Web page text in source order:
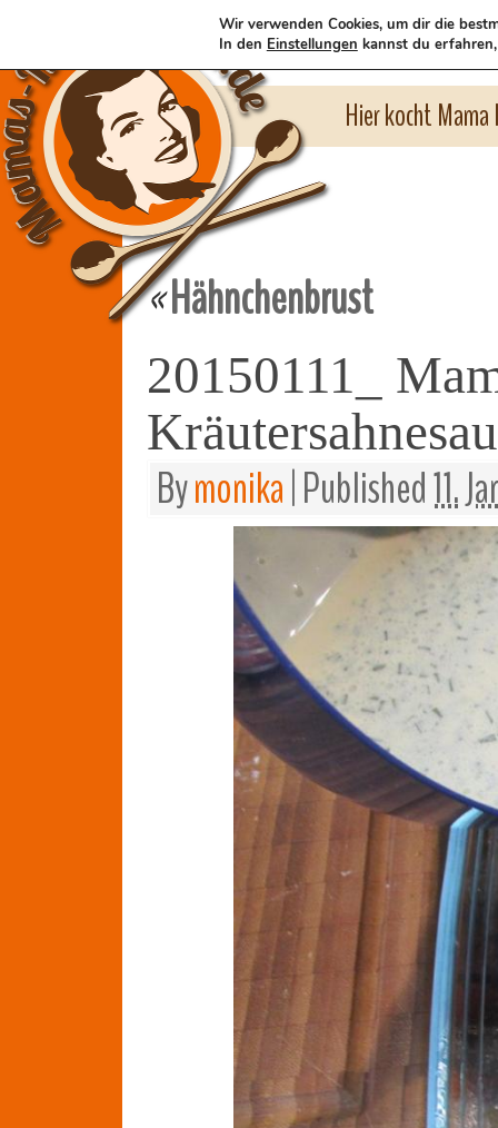
Hier kocht
«Hähnchenbrust
20150111_
Bymonika|Published11.
Wir verwenden Cookies, um dir die
In den Einstellungen kannst du